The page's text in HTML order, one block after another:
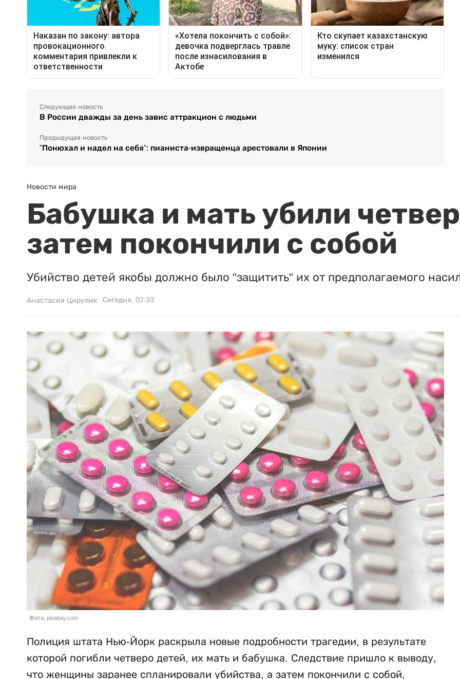
Следующая новость
В России дважды за день завис аттракцион с людьми
Предыдущая новость
"Понюхал и надел на себя": пианиста-извращенца арестовали в Японии
Новости мира
Бабушка и мать убили
затем покончили с собой
Убийство детей якобы должно было "защитить" их от предполагаемого
Анастасия Цирулик Сегодня, 02:33
Фото: pixabay.com
Полиция штата Нью-Йорк раскрыла новые подробности трагедии, в результате
которой погибли четверо детей, их мать и бабушка. Следствие пришло к выводу,
что женщины заранее спланировали убийства, а затем покончили с собой,